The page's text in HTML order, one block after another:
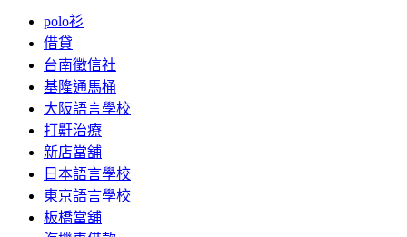
polo衫
借貸
台南徵信社
基隆通馬桶
大阪語言學校
打鼾治療
新店當舖
日本語言學校
東京語言學校
板橋當舖